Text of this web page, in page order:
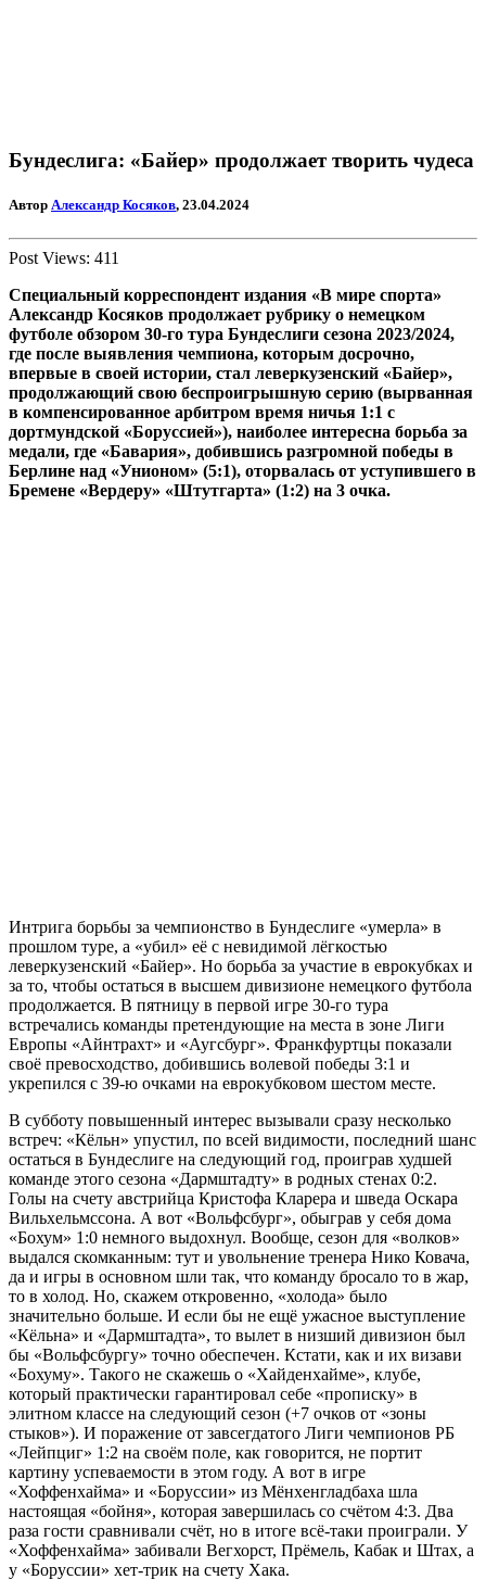
Бундеслига: «Байер» продолжает творить чудеса
Автор Александр Косяков, 23.04.2024
Post Views: 411
Специальный корреспондент издания «В мире спорта»
Александр Косяков продолжает рубрику о немецком
футболе обзором 30-го тура Бундеслиги сезона 2023/2024,
где после выявления чемпиона, которым досрочно,
впервые в своей истории, стал леверкузенский «Байер»,
продолжающий свою беспроигрышную серию (вырванная
в компенсированное арбитром время ничья 1:1 с
дортмундской «Боруссией»), наиболее интересна борьба за
медали, где «Бавария», добившись разгромной победы в
Берлине над «Унионом» (5:1), оторвалась от уступившего в
Бремене «Вердеру» «Штутгарта» (1:2) на 3 очка.
Интрига борьбы за чемпионство в Бундеслиге «умерла» в
прошлом туре, а «убил» её с невидимой лёгкостью
леверкузенский «Байер». Но борьба за участие в еврокубках и
за то, чтобы остаться в высшем дивизионе немецкого футбола
продолжается. В пятницу в первой игре 30-го тура
встречались команды претендующие на места в зоне Лиги
Европы «Айнтрахт» и «Аугсбург». Франкфуртцы показали
своё превосходство, добившись волевой победы 3:1 и
укрепился c 39-ю очками на еврокубковом шестом месте.
В субботу повышенный интерес вызывали сразу несколько
встреч: «Кёльн» упустил, по всей видимости, последний шанс
остаться в Бундеслиге на следующий год, проиграв худшей
команде этого сезона «Дармштадту» в родных стенах 0:2.
Голы на счету австрийца Кристофа Кларера и шведа Оскара
Вильхельмссона. А вот «Вольфсбург», обыграв у себя дома
«Бохум» 1:0 немного выдохнул. Вообще, сезон для «волков»
выдался скомканным: тут и увольнение тренера Нико Ковача,
да и игры в основном шли так, что команду бросало то в жар,
то в холод. Но, скажем откровенно, «холода» было
значительно больше. И если бы не ещё ужасное выступление
«Кёльна» и «Дармштадта», то вылет в низший дивизион был
бы «Вольфсбургу» точно обеспечен. Кстати, как и их визави
«Бохуму». Такого не скажешь о «Хайденхайме», клубе,
который практически гарантировал себе «прописку» в
элитном классе на следующий сезон (+7 очков от «зоны
стыков»). И поражение от завсегдатого Лиги чемпионов РБ
«Лейпциг» 1:2 на своём поле, как говорится, не портит
картину успеваемости в этом году. А вот в игре
«Хоффенхайма» и «Боруссии» из Мёнхенгладбаха шла
настоящая «бойня», которая завершилась со счётом 4:3. Два
раза гости сравнивали счёт, но в итоге всё-таки проиграли. У
«Хоффенхайма» забивали Вегхорст, Прёмель, Кабак и Штах, а
у «Боруссии» хет-трик на счету Хака.